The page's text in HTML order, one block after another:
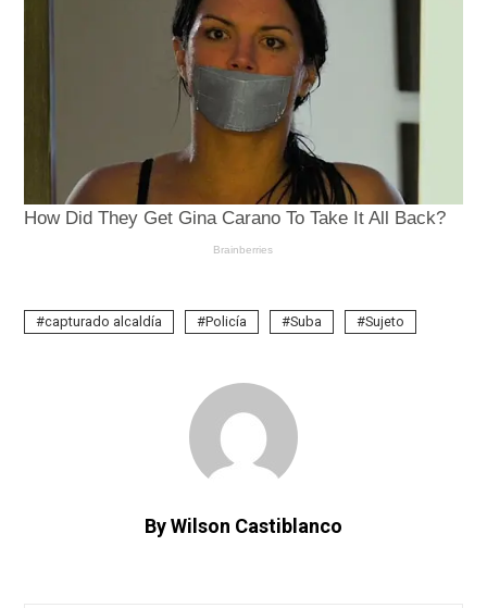
capturado alcaldía Policía Suba Sujeto
By Wilson Castiblanco